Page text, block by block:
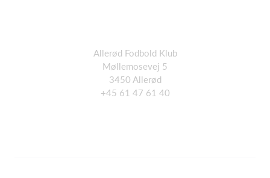
Allerød Fodbold Klub
Møllemosevej 5
3450 Allerød
+45 61 47 61 40